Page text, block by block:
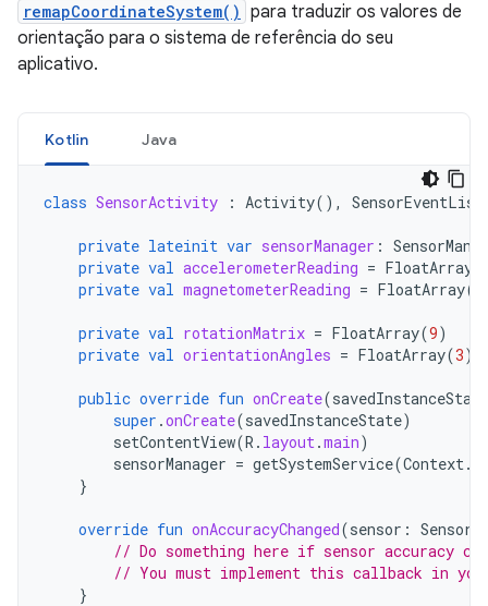
remapCoordinateSystem() para traduzir os valores de
orientação para o sistema de referência do seu
aplicativo.
Kotlin Java
class SensorActivity : Activity(),
private lateinit var sensorManager :
private val accelerometerReading = FloatArray
private val magnetometerReading = FloatArray(
private val rotationMatrix = FloatArray(9)
private val orientationAngles = FloatArray(3)
public override fun onCreate(savedInstanceState
super .onCreate(savedInstanceState)
setContentView(R . layout.main)
sensorManager = getSystemService(Context.
}
override fun onAccuracyChanged(sensor : Sensor
// Do something here if sensor accuracy
// You must implement this callback in
}